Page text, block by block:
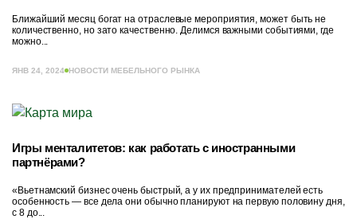
Ближайший месяц богат на отраслевые мероприятия, может быть не
количественно, но зато качественно. Делимся важными событиями, где
можно...
ЯНВ 24, 2024 НОВОСТИ МЕБЕЛЬНОГО РЫНКА
Игры менталитетов: как работать с иностранными
партнёрами?
«Вьетнамский бизнес очень быстрый, а у их предпринимателей есть
особенность — все дела они обычно планируют на первую половину дня,
с 8 до...